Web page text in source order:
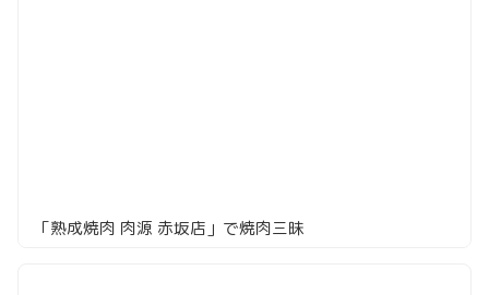
「熟成焼肉 肉源 赤坂店」で焼肉三昧